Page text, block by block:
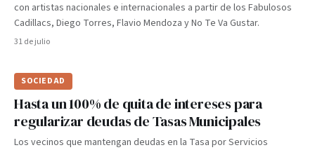
con artistas nacionales e internacionales a partir de los Fabulosos
Cadillacs, Diego Torres, Flavio Mendoza y No Te Va Gustar.
31 de julio
SOCIEDAD
Hasta un 100% de quita de intereses para
regularizar deudas de Tasas Municipales
Los vecinos que mantengan deudas en la Tasa por Servicios